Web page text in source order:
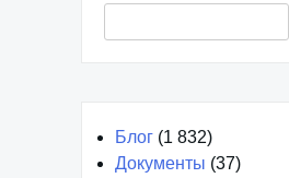
Блог (1 832)
Документы (37)